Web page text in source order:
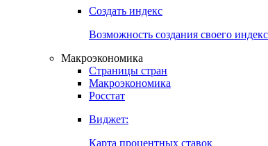
Курсы валют Центральных Банков
Курсы валют Forex
Ставки центральных банков
Создать индекс
Возможность создания своего индекса
Макроэкономика
Страницы стран
Макроэкономика
Росстат